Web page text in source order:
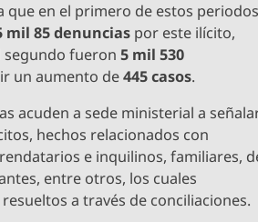
que en el primero de estos
mil 85 denuncias por este ilícito,
segundo fueron5 mil 530
un aumento de445 casos.
acuden a sede ministerial a
hechos relacionados con
e inquilinos, familiares,
entre otros, los cuales
a través de conciliaciones.